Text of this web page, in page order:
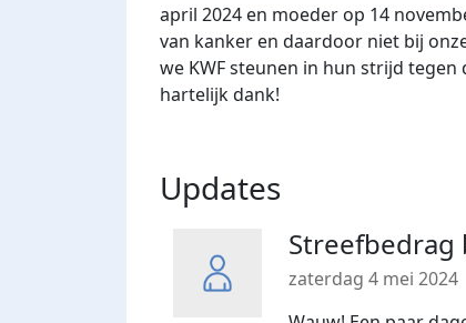
april 2024 en moeder op 14
van kanker en daardoor niet bij
we KWF steunen in hun strijd tegen
hartelijk dank!
Updates
Streefbedrag
zaterdag 4 mei 2024